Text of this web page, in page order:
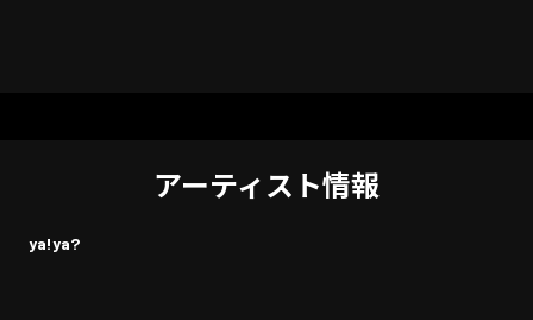
アーティスト情報
ya!ya?